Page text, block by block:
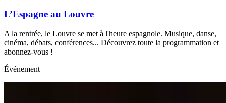
L’Espagne au Louvre
A la rentrée, le Louvre se met à l'heure espagnole. Musique, danse,
cinéma, débats, conférences... Découvrez toute la programmation et
abonnez-vous !
Événement